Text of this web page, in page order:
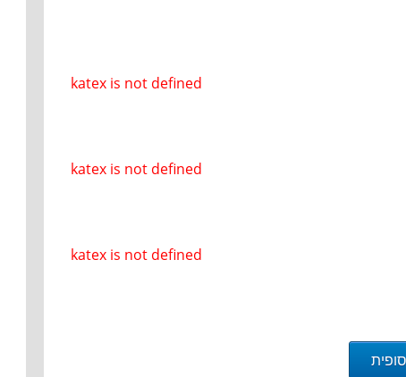
katex is not defined
katex is not defined
katex is not defined